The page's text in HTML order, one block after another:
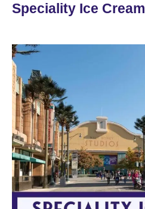
Speciality Ice Cream